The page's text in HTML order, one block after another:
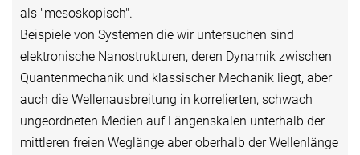
als "mesoskopisch".
Beispiele von Systemen die wir untersuchen sind
elektronische Nanostrukturen, deren Dynamik zwischen
Quantenmechanik und klassischer Mechanik liegt, aber
auch die Wellenausbreitung in korrelierten, schwach
ungeordneten Medien auf Längenskalen unterhalb der
mittleren freien Weglänge aber oberhalb der Wellenlänge